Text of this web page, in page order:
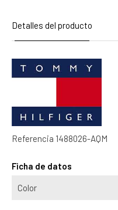
Detalles del producto
Referencia 1488026-AQM
Ficha de datos
Color